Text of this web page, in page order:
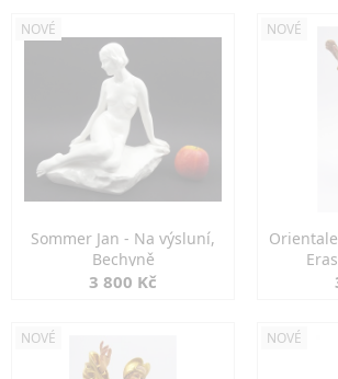
NOVÉ
Sommer Jan - Na výsluní,
Bechyně
3 800 Kč
NOVÉ
NOVÉ NOVÉ